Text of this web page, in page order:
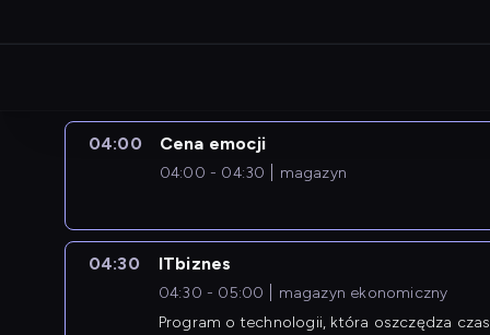
04:00 Cena emocji
04:00 - 04:30 magazyn
04:30 ITbiznes
04:30 - 05:00
magazyn ekonomiczny
Program o technologii, która oszczędza